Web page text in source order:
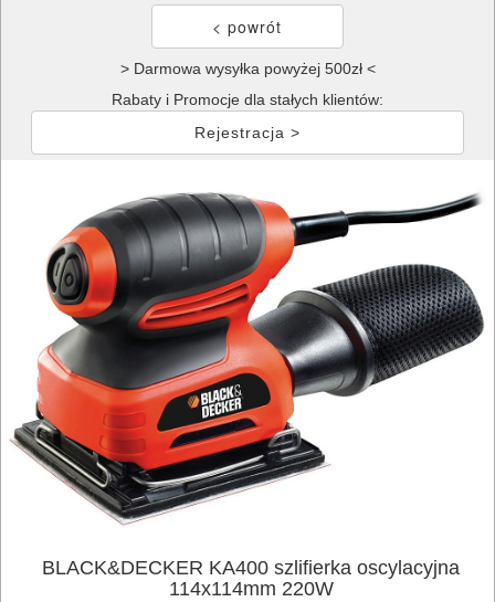
> Darmowa wysyłka powyżej 500zł <
Rabaty i Promocje dla stałych klientów:
Rejestracja >
BLACK&DECKER KA400 szlifierka oscylacyjna
114x114mm 220W